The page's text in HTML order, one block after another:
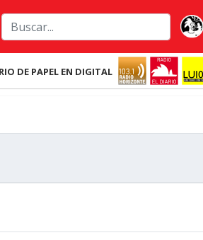
DE PAPEL EN DIGITAL